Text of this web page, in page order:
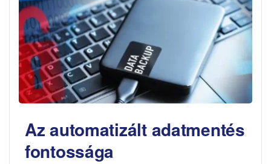
Az automatizált adatmentés
fontossága